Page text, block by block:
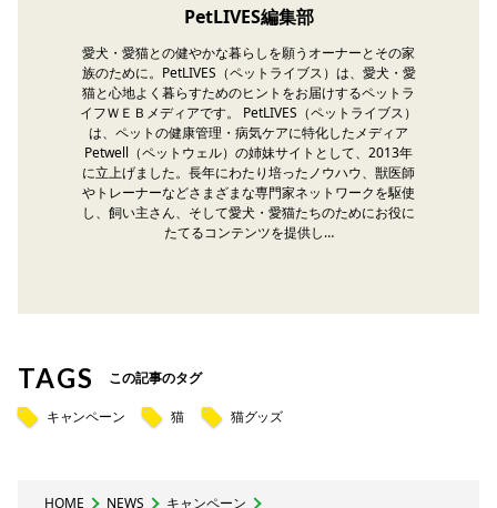
PetLIVES編集部
愛犬・愛猫との健やかな暮らしを願うオーナーとその家
族のために。PetLIVES（ペットライブス）は、愛犬・愛
猫と心地よく暮らすためのヒントをお届けするペットラ
イフＷＥＢメディアです。 PetLIVES（ペットライブス）
は、ペットの健康管理・病気ケアに特化したメディア
Petwell（ペットウェル）の姉妹サイトとして、2013年
に立上げました。長年にわたり培ったノウハウ、獣医師
やトレーナーなどさまざまな専門家ネットワークを駆使
し、飼い主さん、そして愛犬・愛猫たちのためにお役に
たてるコンテンツを提供し…
TAGS この記事のタグ
キャンペーン 猫 猫グッズ
HOME NEWS キャンペーン